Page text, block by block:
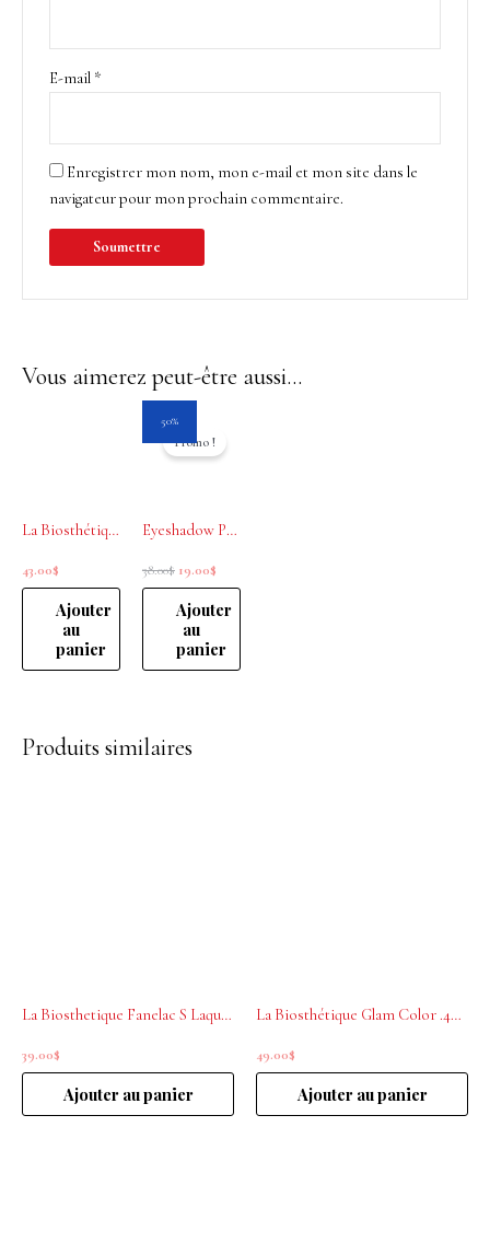
E-mail *
Enregistrer mon nom, mon e-mail et mon site dans le
navigateur pour mon prochain commentaire.
Vous aimerez peut-être aussi…
La Biosthétique, Mascara volume parfait intensité immédiate Noir
43.00$
Ajouter
au
panier
50%
Promo !
Eyeshadow Pen Longue Tenue Émeraude La Biosthétique
38.00$
Le
initial
19.00$
actuel
Ajouter
au
panier
Produits similaires
La Biosthetique Fanelac S Laque Pour Cheveux 250ml
39.00$
Ajouter au panier
La Biosthétique Glam Color .40 Copper 200mL
49.00$
Ajouter au panier